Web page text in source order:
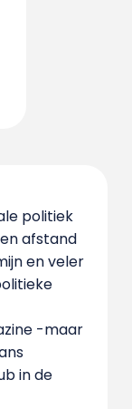
politiek
afstand
en veler
-maar
in de